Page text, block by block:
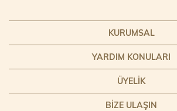
KURUMSAL
YARDIM KONULARI
ÜYELIK
BIZE ULAŞIN